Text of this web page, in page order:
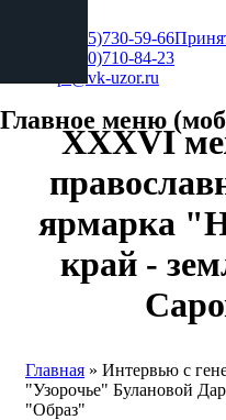
Главное меню
+7 (495)730-59-66
+7 (930)710-84-23
pr@vk-uzor.ru
XXXVI
ярмарка
край -
Вы здесь
Главная » Интервью с
"Узорочье" Булановой
"Образ"